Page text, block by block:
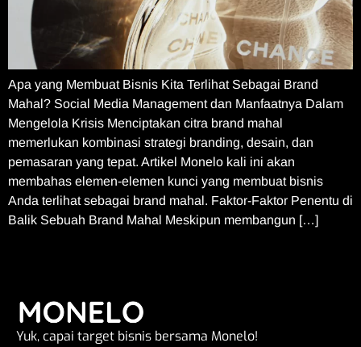
Apa yang Membuat Bisnis Kita Terlihat Sebagai Brand
Mahal? Social Media Management dan Manfaatnya Dalam
Mengelola Krisis Menciptakan citra brand mahal
memerlukan kombinasi strategi branding, desain, dan
pemasaran yang tepat. Artikel Monelo kali ini akan
membahas elemen-elemen kunci yang membuat bisnis
Anda terlihat sebagai brand mahal. Faktor-Faktor Penentu di
Balik Sebuah Brand Mahal Meskipun membangun […]
Yuk, capai target bisnis bersama Monelo!